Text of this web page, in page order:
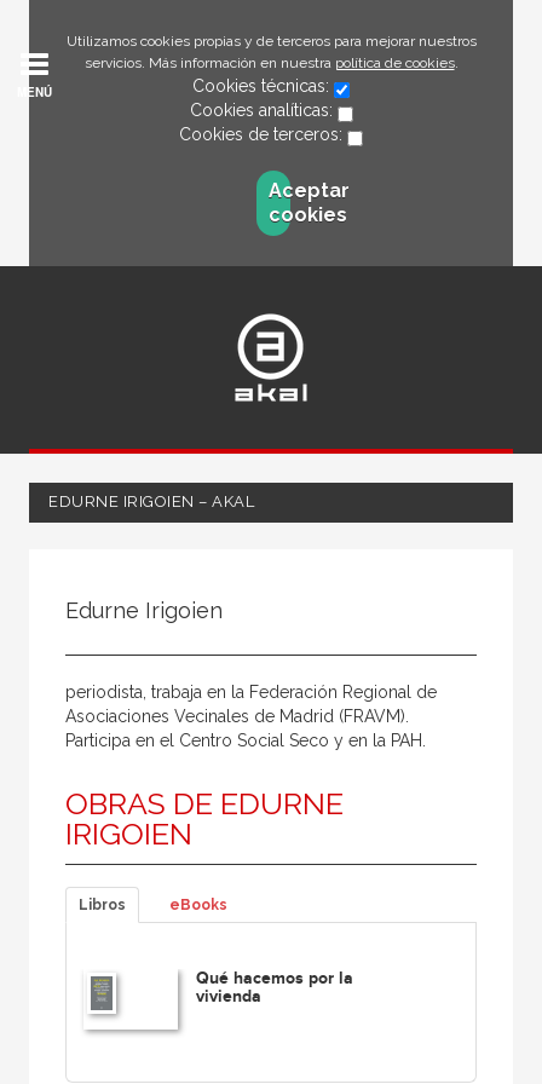
Utilizamos cookies propias y de terceros para mejorar nuestros
servicios. Más información en nuestra política de cookies.
Cookies técnicas:
Cookies analíticas:
Cookies de terceros:
Aceptar
cookies
MENÚ
EDURNE IRIGOIEN – AKAL
Coordinador
Editora
Escritor
Traductor
Edurne Irigoien
periodista, trabaja en la Federación Regional de
Asociaciones Vecinales de Madrid (FRAVM).
Participa en el Centro Social Seco y en la PAH.
OBRAS DE EDURNE
IRIGOIEN
Libros eBooks
Qué hacemos por la
vivienda